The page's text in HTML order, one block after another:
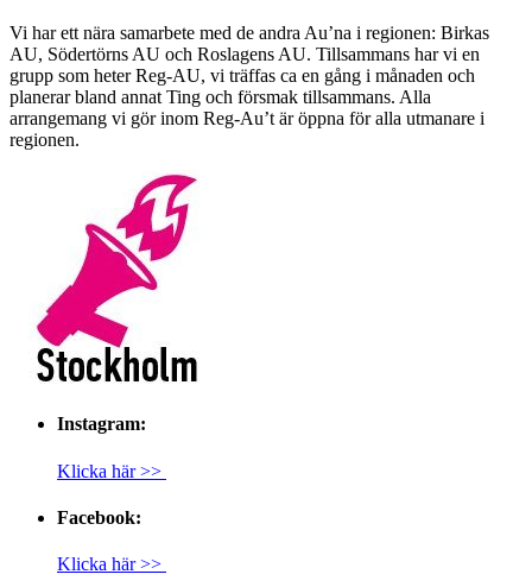
Vi har ett nära samarbete med de andra Au’na i regionen: Birkas
AU, Södertörns AU och Roslagens AU. Tillsammans har vi en
grupp som heter Reg-AU, vi träffas ca en gång i månaden och
planerar bland annat Ting och försmak tillsammans. Alla
arrangemang vi gör inom Reg-Au’t är öppna för alla utmanare i
regionen.
Instagram:
Klicka här >>
Facebook:
Klicka här >>